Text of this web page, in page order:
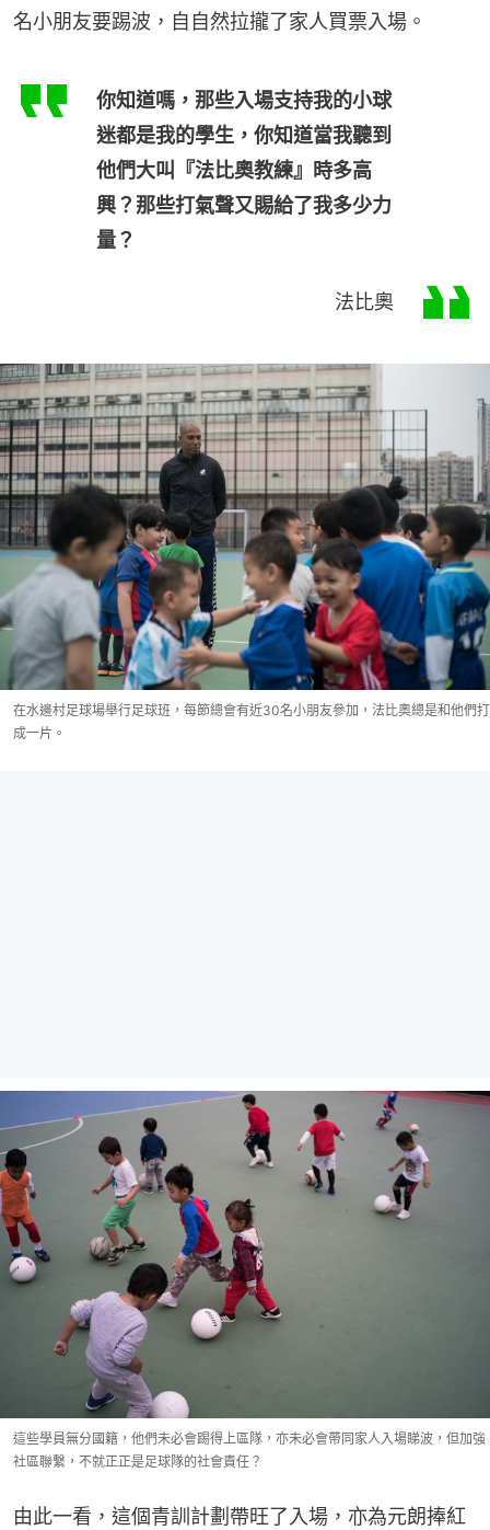
名小朋友要踢波，自自然拉攏了家人買票入場。
你知道嗎，那些入場支持我的小球
迷都是我的學生，你知道當我聽到
他們大叫『法比奧教練』時多高
興？那些打氣聲又賜給了我多少力
量？
法比奧
在水邊村足球場舉行足球班，每節總會有近30名小朋友參加，法比奧總是和他們打
成一片。
這些學員無分國籍，他們未必會踢得上區隊，亦未必會帶同家人入場睇波，但加強
社區聯繫，不就正正是足球隊的社會責任？
由此一看，這個青訓計劃帶旺了入場，亦為元朗捧紅